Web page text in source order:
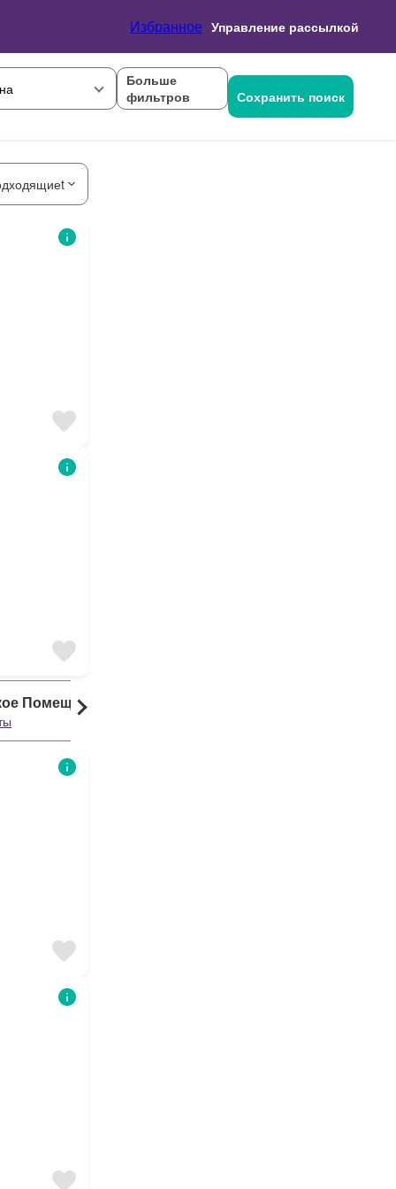
Избранное Управление рассылкой
Больше
фильтров
Сохранить поиск
Помещение